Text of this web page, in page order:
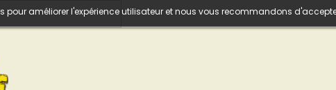
pour améliorer l'expérience utilisateur et nous vous recommandons